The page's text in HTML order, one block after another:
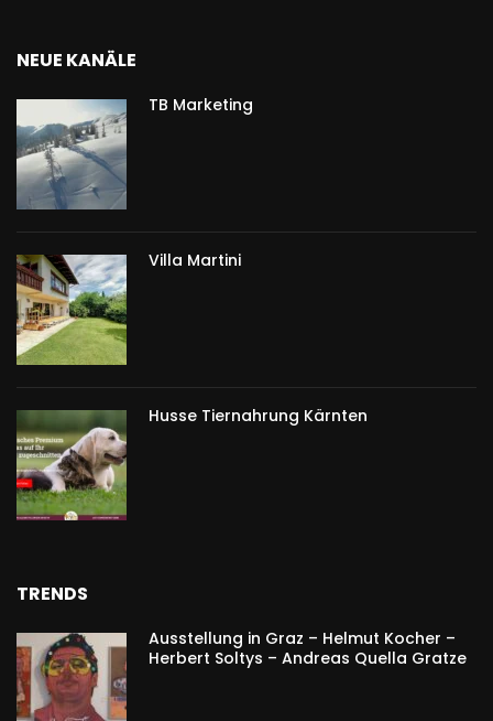
NEUE KANÄLE
TB Marketing
Villa Martini
Husse Tiernahrung Kärnten
TRENDS
Ausstellung in Graz – Helmut Kocher –
Herbert Soltys – Andreas Quella Gratze